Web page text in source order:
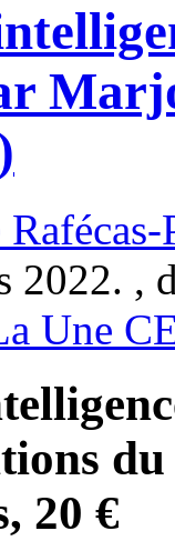
2022. ,
Une
20 €